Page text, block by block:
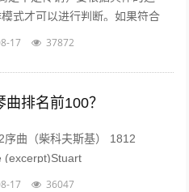
式才可以进行判断。如果符合
销条例》第二条、第七条所规定的
17 37872
排名前100？
序曲（柴科夫斯基） 1812
(excerpt)Stuart
Symphony...
17 36047